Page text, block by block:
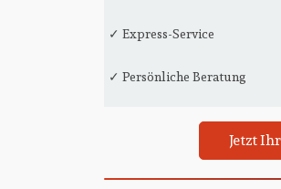
✓ Express-Service
✓ Persönliche Beratung
Jetzt